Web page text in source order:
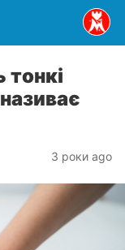
тонкі
3 роки ago